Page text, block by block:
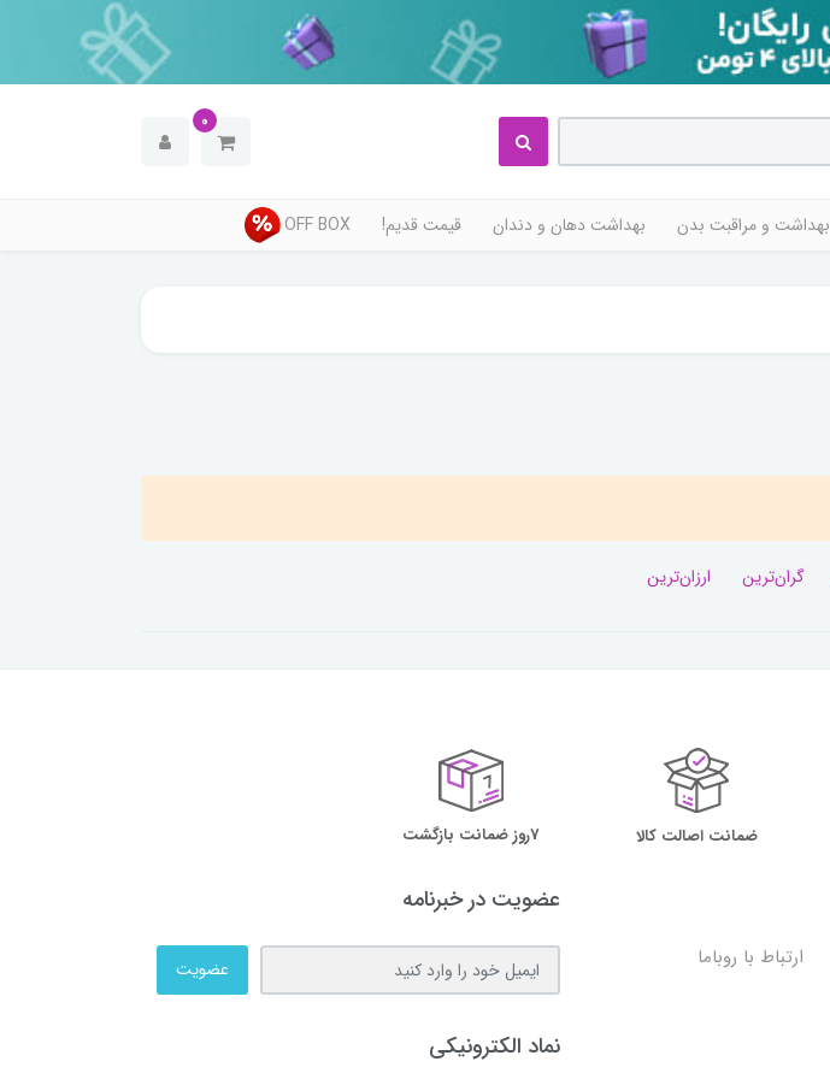
0
بهداشت و مراقبت بدن بهداشت دهان و دندان قیمت قدیم! OFF BOX
گران‌ترین ارزان‌ترین
ضمانت اصالت کالا 7روز ضمانت بازگشت
ارتباط با روباما
عضویت در خبرنامه
عضویت
نماد الکترونیکی